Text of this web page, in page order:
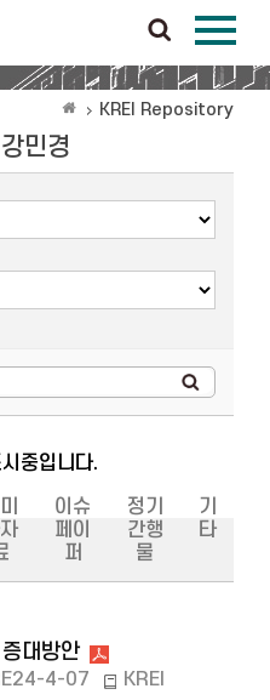
KREI Repository
민경
중입니다.
이슈
페이
퍼
정기
간행
물
기
타
대방안
4-07 KREI